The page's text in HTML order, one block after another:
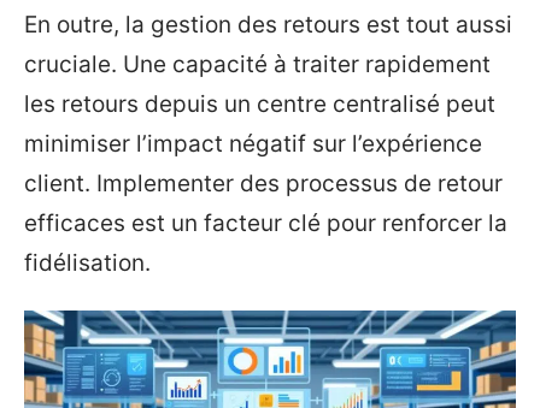
En outre, la gestion des retours est tout aussi
cruciale. Une capacité à traiter rapidement
les retours depuis un centre centralisé peut
minimiser l’impact négatif sur l’expérience
client. Implementer des processus de retour
efficaces est un facteur clé pour renforcer la
fidélisation.